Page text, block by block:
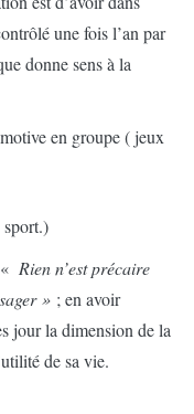
une fois l’an par
donne sens à la
en groupe ( jeux
Rien n’est précaire
» ; en avoir
jour la dimension de la
de sa vie.